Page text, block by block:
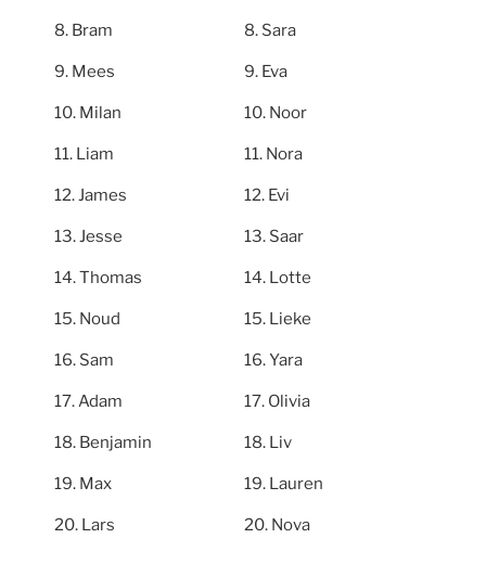
Bram
Mees
Milan
Liam
James
Jesse
Thomas
Noud
Sam
Adam
Benjamin
Max
Lars
Sara
Eva
Noor
Nora
Evi
Saar
Lotte
Lieke
Yara
Olivia
Liv
Lauren
Nova